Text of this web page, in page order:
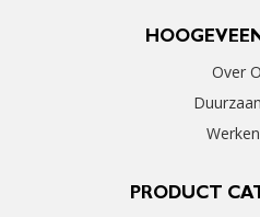
Over
PRODUCT